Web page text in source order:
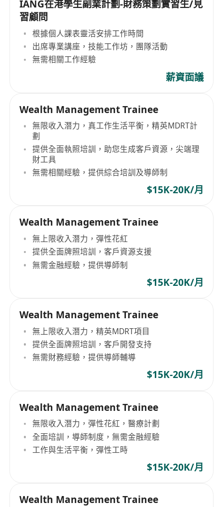
IANG在港學生副業計劃-財務策劃實習生/見
習顧問
根據個人課表靈活安排工作時間
出席專業講座，技能工作坊，團隊活動
無需相關工作經驗
薪資面議
Wealth Management Trainee
無限收入潛力，真工作生活平衡，精英MDRT計
劃
提供全面執照培訓，助您生成客戶資源，尖端理
財工具
無需相關經驗，提供綜合培訓及導師制
$15K-20K/月
Wealth Management Trainee
無上限收入潛力，彈性花紅
提供全面牌照培訓，客戶資源支援
無需金融經驗，提供導師制
$15K-20K/月
Wealth Management Trainee
無上限收入潛力，精英MDRT項目
提供全面牌照培訓，客戶開發支持
無需財務經驗，提供導師輔導
$15K-20K/月
Wealth Management Trainee
無限收入潛力，彈性花紅，醫療計劃
全面培訓，導師制度，無需金融經驗
工作與生活平衡，彈性工時
$15K-20K/月
Wealth Management Trainee